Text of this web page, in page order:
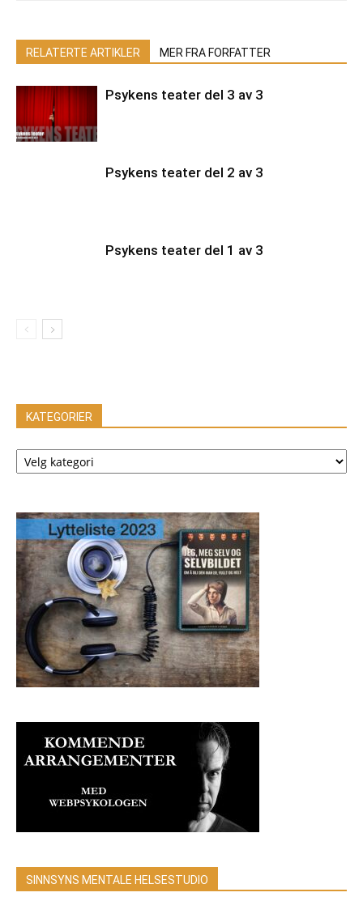
RELATERTE ARTIKLER MER FRA FORFATTER
Psykens teater del 3 av 3
Psykens teater del 2 av 3
Psykens teater del 1 av 3
KATEGORIER
KATEGORIER
SINNSYNS MENTALE HELSESTUDIO